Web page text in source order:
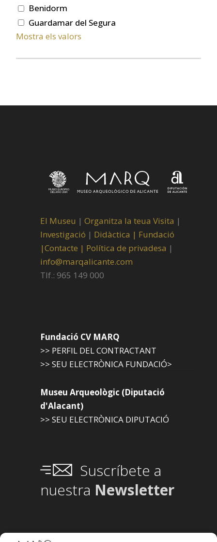
Benidorm
Guardamar del Segura
Mostra els valors
El Museu | Organitza la teua Visita |
Investigació | Didàctica | Fundació
|Contacte | Política de privadesa |
info@marqalicante.com
Tlf.: 965 149 000
Fundació CV MARQ
>> PERFIL DEL CONTRACTANT
>> SEU ELECTRÒNICA FUNDACIÓ>
Museu Arqueològic (Diputació
d'Alacant)
>> SEU ELECTRÒNICA DIPUTACIÓ
Suscríbete a
nuestra Newsletter